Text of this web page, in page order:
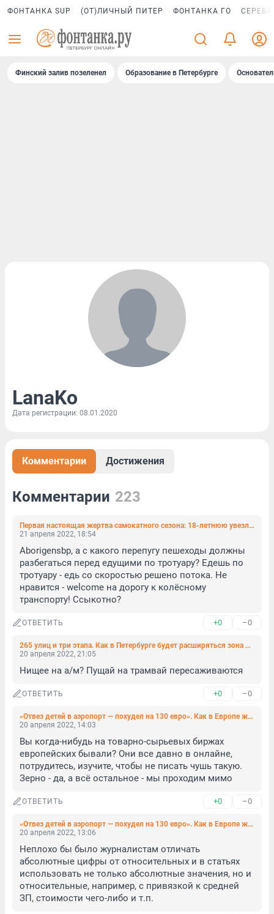
ФОНТАНКА SUP (ОТ)ЛИЧНЫЙ ПИТЕР ФОНТАНКА ГО
Финский залив позеленел Образование в Петербурге
LanaKo
Дата регистрации: 08.01.2020
Комментарии Достижения
Комментарии 223
Первая настоящая жертва самокатного сезона: 18-летнюю увезли в больницу после встречи с транспортным средством на севере Петербурга
21 апреля 2022, 18:54
Aborigensbp, а с какого перепугу пешеходы должны
разбегаться перед едущими по тротуару? Едешь по
тротуару - едь со скоростью решено потока. Не
нравится - welcome на дорогу к колёсному
транспорту! Ссыкотно?
ОТВЕТИТЬ +0 –0
265 улиц и три этапа. Как в Петербурге будет расширяться зона платной парковки
20 апреля 2022, 21:05
Нищее на а/м? Пущай на трамвай пересаживаются
ОТВЕТИТЬ +0 –0
«Отвез детей в аэропорт — похудел на 130 евро». Как в Европе живут с нынешними ценами на бензин
20 апреля 2022, 14:03
Вы когда-нибудь на товарно-сырьевых биржах
европейских бывали? Они все давно в онлайне,
потрудитесь, изучите, чтобы не писать чушь такую.
Зерно - да, а всё остальное - мы проходим мимо
ОТВЕТИТЬ +0 –0
«Отвез детей в аэропорт — похудел на 130 евро». Как в Европе живут с нынешними ценами на бензин
20 апреля 2022, 13:06
Неплохо бы было журналистам отличать
абсолютные цифры от относительных и в статьях
использовать не только абсолютные значения, но и
относительные, например, с привязкой к средней
ЗП, стоимости чего-либо и т.п.